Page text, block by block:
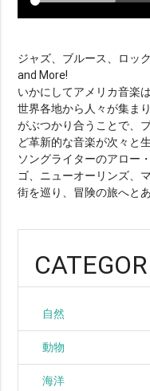
ジャズ、ブルース、ロッ
and More!
いかにしてアメリカ音楽
世界各地から人々が集ま
がぶつかり合うことで、
ど革新的な音楽が次々と
ソングライターのアロー
ゴ、ニューオーリンズ、
街を巡り、冒険の旅へと
自然
動物
海洋